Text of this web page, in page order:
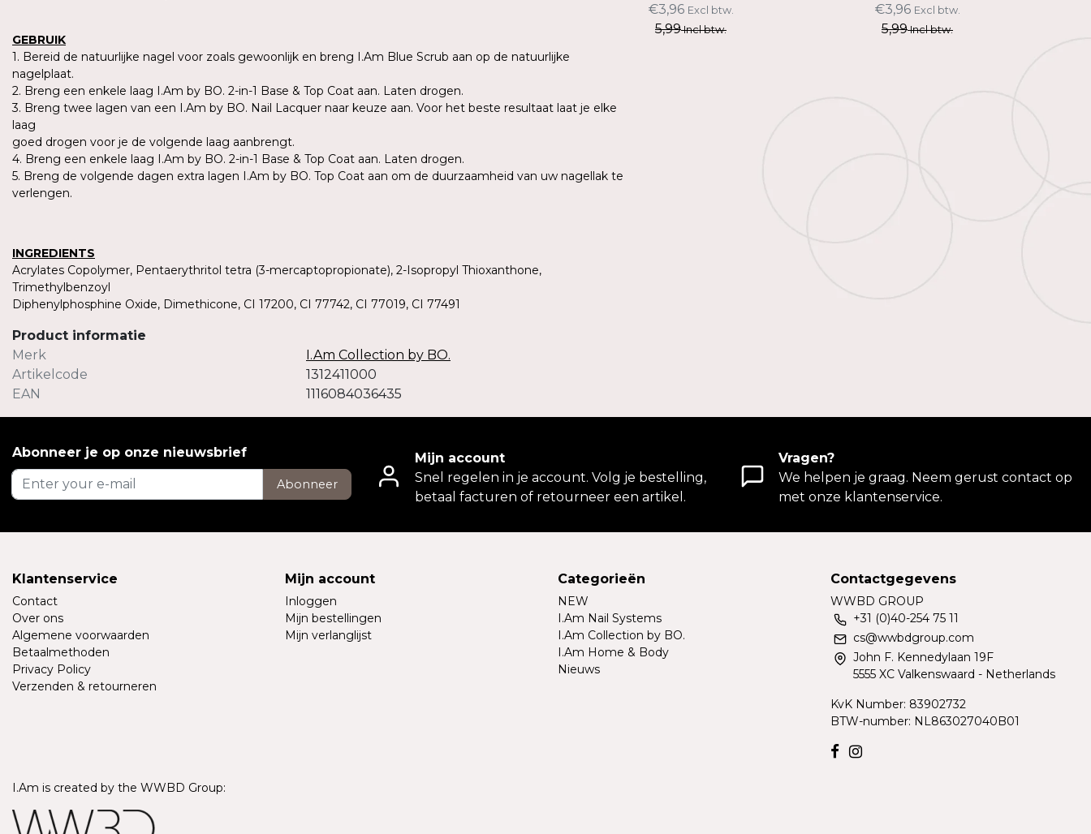
GEBRUIK
1. Bereid de natuurlijke nagel voor zoals gewoonlijk en breng I.Am Blue Scrub aan op de natuurlijke
nagelplaat.
2. Breng een enkele laag I.Am by BO. 2-in-1 Base & Top Coat aan. Laten drogen.
3. Breng twee lagen van een I.Am by BO. Nail Lacquer naar keuze aan. Voor het beste resultaat laat je elke
laag
goed drogen voor je de volgende laag aanbrengt.
4. Breng een enkele laag I.Am by BO. 2-in-1 Base & Top Coat aan. Laten drogen.
5. Breng de volgende dagen extra lagen I.Am by BO. Top Coat aan om de duurzaamheid van uw nagellak te
verlengen.
INGREDIENTS
Acrylates Copolymer, Pentaerythritol tetra (3-mercaptopropionate), 2-Isopropyl Thioxanthone,
Trimethylbenzoyl
Diphenylphosphine Oxide, Dimethicone, CI 17200, CI 77742, CI 77019, CI 77491
Product informatie
Merk
I.Am Collection by BO.
Artikelcode
1312411000
EAN
1116084036435
€3,96 Excl btw.
5,99Incl btw.
€3,96 Excl btw.
5,99Incl btw.
Abonneer je op onze nieuwsbrief
Abonneer
Mijn account
Snel regelen in je account. Volg je bestelling,
betaal facturen of retourneer een artikel.
Vragen?
We helpen je graag. Neem gerust contact op
met onze klantenservice.
Klantenservice
Contact
Over ons
Algemene voorwaarden
Betaalmethoden
Privacy Policy
Verzenden & retourneren
Mijn account
Inloggen
Mijn bestellingen
Mijn verlanglijst
Categorieën
NEW
I.Am Nail Systems
I.Am Collection by BO.
I.Am Home & Body
Nieuws
Contactgegevens
WWBD GROUP
+31 (0)40-254 75 11
cs@wwbdgroup.com
John F. Kennedylaan 19F
5555 XC Valkenswaard - Netherlands
KvK Number: 83902732
BTW-number: NL863027040B01
I.Am is created by the WWBD Group: